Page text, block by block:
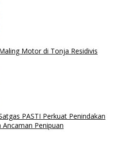
Motor di Tonja Residivis
PASTI Perkuat Penindakan
Penipuan